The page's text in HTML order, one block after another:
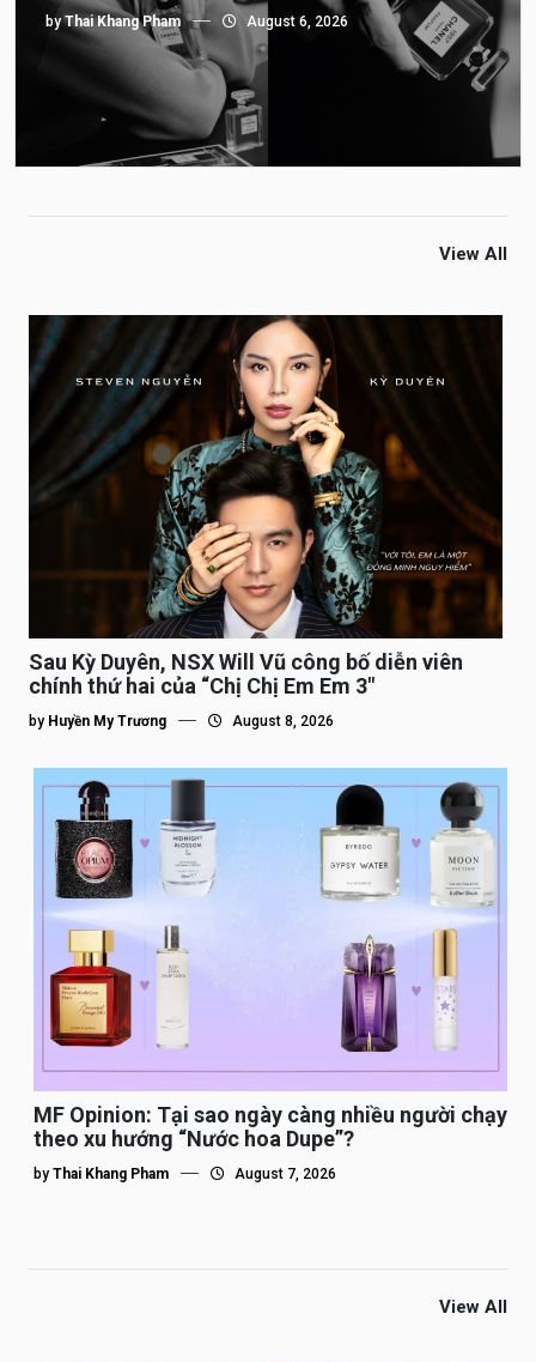
byThai Khang Pham August 6, 2026
View All
Sau Kỳ Duyên, NSX Will Vũ công bố diễn viên
chính thứ hai của “Chị Chị Em Em 3″
by Huyền My Trương August 8, 2026
MF Opinion: Tại sao ngày càng nhiều người chạy
theo xu hướng “Nước hoa Dupe”?
by Thai Khang Pham August 7, 2026
View All